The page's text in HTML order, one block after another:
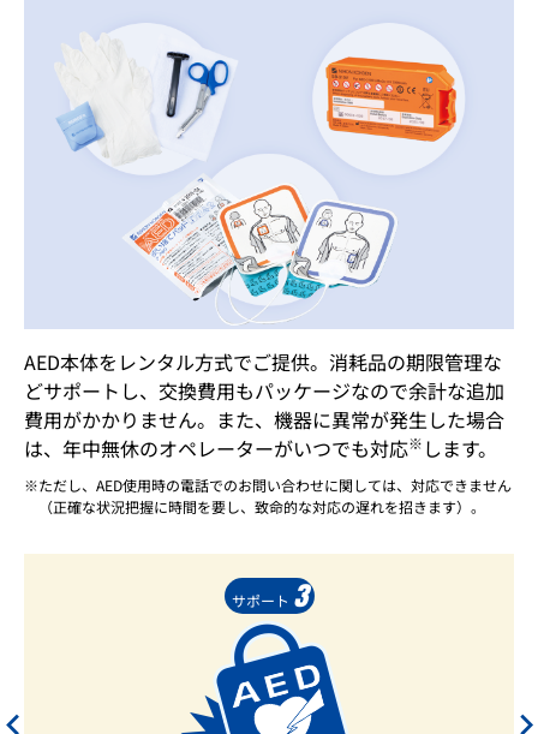
AED本体をレンタル方式でご提供。消耗品の期限管理な
どサポートし、交換費用もパッケージなので余計な追加
費用がかかりません。また、機器に異常が発生した場合
は、年中無休のオペレーターがいつでも対応※ します。
ただし、AED使用時の電話でのお問い合わせに関しては、対応できません
（正確な状況把握に時間を要し、致命的な対応の遅れを招きます）。
サポート 3